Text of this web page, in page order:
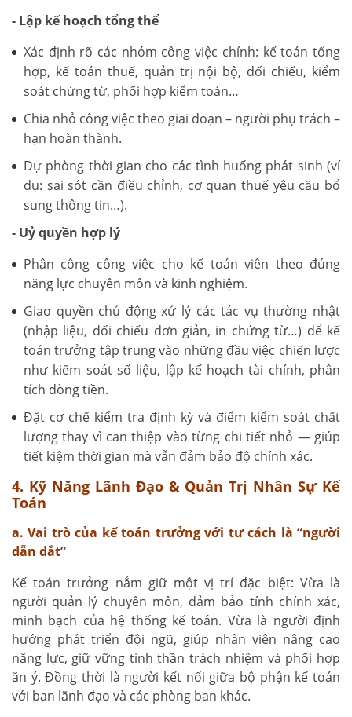
- Lập kế hoạch tổng thể
Xác định rõ các nhóm công việc chính: kế toán tổng
hợp, kế toán thuế, quản trị nội bộ, đối chiếu, kiểm
soát chứng từ, phối hợp kiểm toán…
Chia nhỏ công việc theo giai đoạn – người phụ trách –
hạn hoàn thành.
Dự phòng thời gian cho các tình huống phát sinh (ví
dụ: sai sót cần điều chỉnh, cơ quan thuế yêu cầu bổ
sung thông tin…).
- Uỷ quyền hợp lý
Phân công công việc cho kế toán viên theo đúng
năng lực chuyên môn và kinh nghiệm.
Giao quyền chủ động xử lý các tác vụ thường nhật
(nhập liệu, đối chiếu đơn giản, in chứng từ…) để kế
toán trưởng tập trung vào những đầu việc chiến lược
như kiểm soát số liệu, lập kế hoạch tài chính, phân
tích dòng tiền.
Đặt cơ chế kiểm tra định kỳ và điểm kiểm soát chất
lượng thay vì can thiệp vào từng chi tiết nhỏ — giúp
tiết kiệm thời gian mà vẫn đảm bảo độ chính xác.
4. Kỹ Năng Lãnh Đạo & Quản Trị Nhân Sự Kế
Toán
a. Vai trò của kế toán trưởng với tư cách là “người
dẫn dắt”
Kế toán trưởng nắm giữ một vị trí đặc biệt: Vừa là
người quản lý chuyên môn, đảm bảo tính chính xác,
minh bạch của hệ thống kế toán. Vừa là người định
hướng phát triển đội ngũ, giúp nhân viên nâng cao
năng lực, giữ vững tinh thần trách nhiệm và phối hợp
ăn ý. Đồng thời là người kết nối giữa bộ phận kế toán
với ban lãnh đạo và các phòng ban khác.